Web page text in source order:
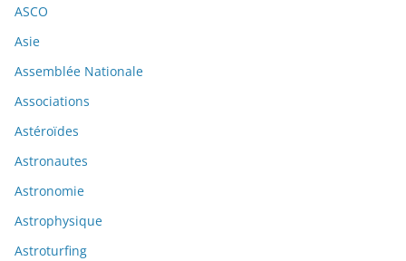
ASCO
Asie
Assemblée Nationale
Associations
Astéroïdes
Astronautes
Astronomie
Astrophysique
Astroturfing